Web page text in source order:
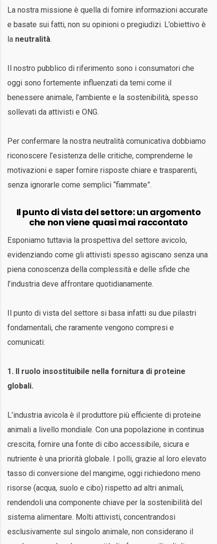
La nostra missione è quella di fornire informazioni accurate
e basate sui fatti, non su opinioni o pregiudizi. L’obiettivo è
la neutralità.
Il nostro pubblico di riferimento sono i consumatori che
oggi sono fortemente influenzati da temi come il
benessere animale, l’ambiente e la sostenibilità, spesso
sollevati da attivisti e ONG.
Per confermare la nostra neutralità comunicativa dobbiamo
riconoscere l’esistenza delle critiche, comprenderne le
motivazioni e saper fornire risposte chiare e trasparenti,
senza ignorarle come semplici “fiammate”.
Il punto di vista del settore: un argomento
che non viene quasi mai raccontato
Esponiamo tuttavia la prospettiva del settore avicolo,
evidenziando come gli attivisti spesso agiscano senza una
piena conoscenza della complessità e delle sfide che
l’industria deve affrontare quotidianamente.
Il punto di vista del settore si basa infatti su due pilastri
fondamentali, che raramente vengono compresi e
comunicati:
1. Il ruolo insostituibile nella fornitura di proteine
globali.
L’industria avicola è il produttore più efficiente di proteine
animali a livello mondiale. Con una popolazione in continua
crescita, fornire una fonte di cibo accessibile, sicura e
nutriente è una priorità globale. I polli, grazie al loro elevato
tasso di conversione del mangime, oggi richiedono meno
risorse (acqua, suolo e cibo) rispetto ad altri animali,
rendendoli una componente chiave per la sostenibilità del
sistema alimentare. Molti attivisti, concentrandosi
esclusivamente sul singolo animale, non considerano il